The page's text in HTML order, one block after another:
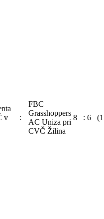
v
:
FBC
Grasshoppers
AC Uniza pri
CVČ Žilina
8 : 6